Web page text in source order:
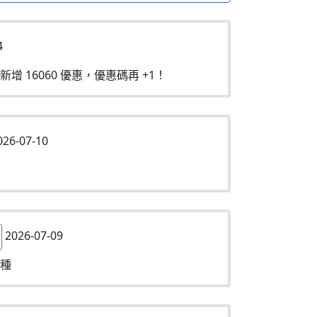
增 16060 優惠，優惠碼再 +1！
07-10
2026-07-09